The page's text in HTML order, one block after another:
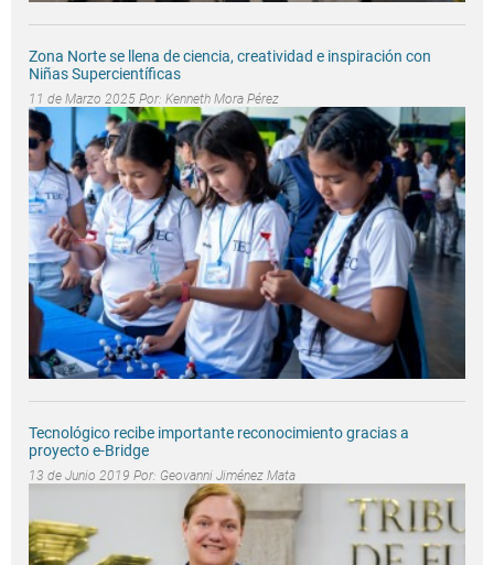
Zona Norte se llena de ciencia, creatividad e inspiración con
Niñas Supercientíficas
11 de Marzo 2025 Por: Kenneth Mora Pérez
Tecnológico recibe importante reconocimiento gracias a
proyecto e-Bridge
13 de Junio 2019 Por: Geovanni Jiménez Mata